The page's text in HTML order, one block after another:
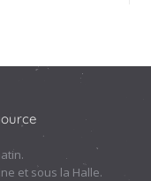
et sous la Halle.